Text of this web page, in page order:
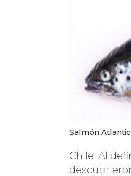
Salmón
Chile: Al